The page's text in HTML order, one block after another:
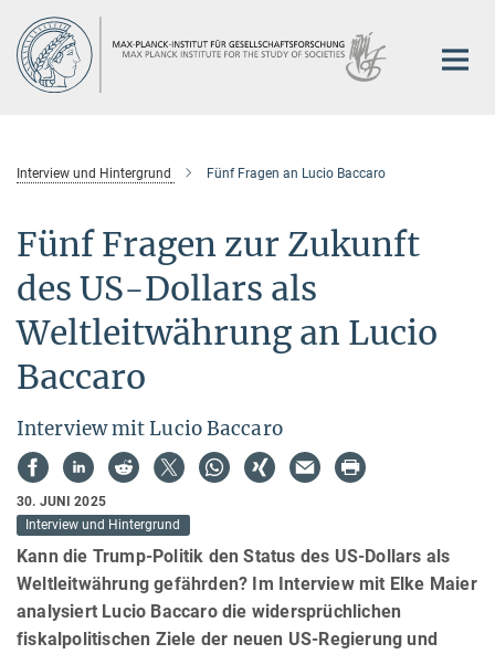
Hauptinhalt
Interview und Hintergrund Fünf Fragen an Lucio Baccaro
Fünf Fragen zur Zukunft
des US-Dollars als
Weltleitwährung an Lucio
Baccaro
Interview mit Lucio Baccaro
30. JUNI 2025
Interview und Hintergrund
Kann die Trump-Politik den Status des US-Dollars als
Weltleitwährung gefährden? Im Interview mit Elke Maier
analysiert Lucio Baccaro die widersprüchlichen
fiskalpolitischen Ziele der neuen US-Regierung und